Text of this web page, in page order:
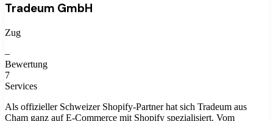
Tradeum GmbH
Zug
–
Bewertung
7
Services
Als offizieller Schweizer Shopify-Partner hat sich Tradeum aus
Cham ganz auf E-Commerce mit Shopify spezialisiert. Vom